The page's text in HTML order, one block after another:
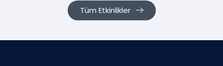
Tüm Etkinlikler